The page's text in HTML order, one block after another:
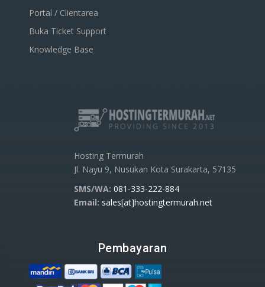
Portal / Clientarea
Buka Ticket Support
Knowledge Base
Hosting Termurah
Jl. Nayu 9, Nusukan Kota Surakarta, 57135
SMS/WA: 081-333-222-884
Email: sales[at]hostingtermurah.net
Pembayaran